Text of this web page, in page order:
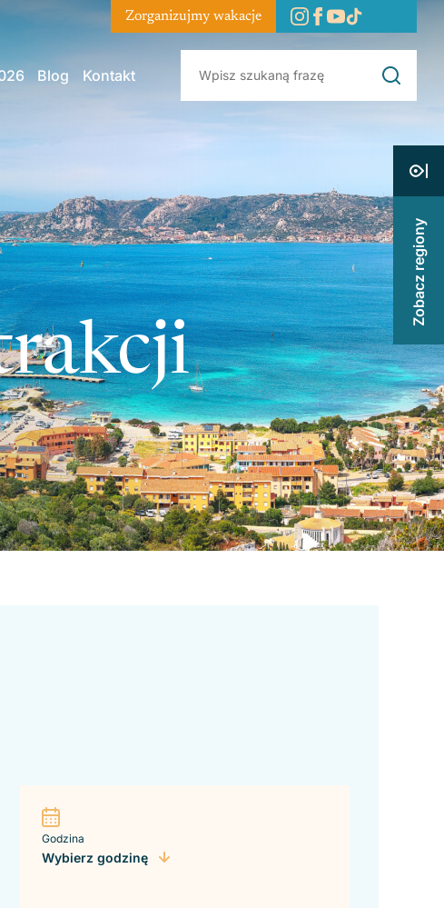
Blog Kontakt
Zorganizujmy wakacje
Godzina
Wybierz godzinę
Zobacz regiony